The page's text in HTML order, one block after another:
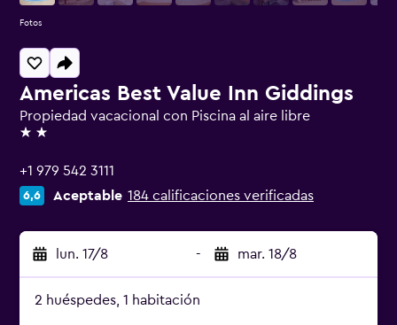
Americas Best Value Inn Giddings
Propiedad vacacional con Piscina al aire libre
2 estrellas
+1 979 542 3111
6,6 Aceptable 184 calificaciones verificadas
lun. 17/8 - mar. 18/8
2 huéspedes, 1 habitación
Fotos